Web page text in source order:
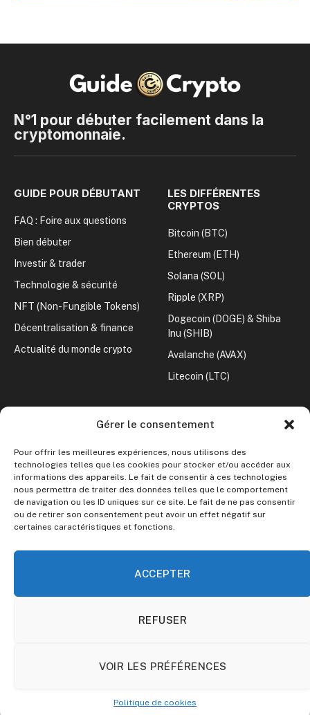
Gérer le consentement
Pour offrir les meilleures expériences, nous utilisons des
technologies telles que les cookies pour stocker et/ou accéder aux
informations des appareils. Le fait de consentir à ces technologies
nous permettra de traiter des données telles que le comportement
de navigation ou les ID uniques sur ce site. Le fait de ne pas consentir
ou de retirer son consentement peut avoir un effet négatif sur
certaines caractéristiques et fonctions.
ACCEPTER
REFUSER
VOIR LES PRÉFÉRENCES
Politique de cookies
N°1 pour débuter facilement dans la
cryptomonnaie.
GUIDE POUR DÉBUTANT
FAQ : Foire aux questions
Bien débuter
Investir & trader
Technologie & sécurité
NFT (Non-Fungible Tokens)
Décentralisation & finance
Actualité du monde crypto
LES DIFFÉRENTES
CRYPTOS
Bitcoin (BTC)
Ethereum (ETH)
Solana (SOL)
Ripple (XRP)
Dogecoin (DOGE) & Shiba
Inu (SHIB)
Avalanche (AVAX)
Litecoin (LTC)
CONVERTISSEUR CRYPTO
Le site ne fournit aucun conseil en investissement.
Toute décision d’investissement doit être précédée de vos
© 2026 Guide Crypto. Parce que tout le monde mérite de
Mentions Légales Politique de cookies
You have not selected any currencies to display